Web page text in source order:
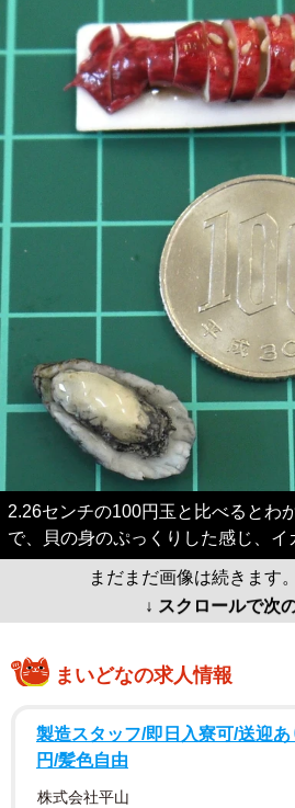
2.26センチの100円玉と比べるとわ
で、貝の身のぷっくりした感じ、イ
まだまだ画像は続きます
↓ スクロールで次
まいどなの求人情報
製造スタッフ/即日入寮可/送迎
円/髪色自由
株式会社平山